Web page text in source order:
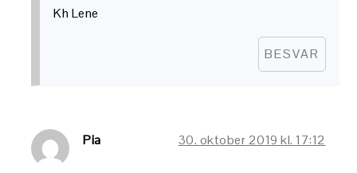
Kh Lene
BESVAR
Pia 30. oktober 2019 kl. 17:12